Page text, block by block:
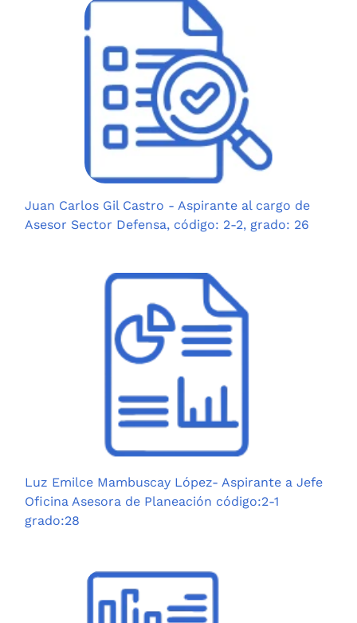
Juan Carlos Gil Castro - Aspirante al cargo de
Asesor Sector Defensa, código: 2-2, grado: 26
Luz Emilce Mambuscay López- Aspirante a Jefe
Oficina Asesora de Planeación código:2-1
grado:28